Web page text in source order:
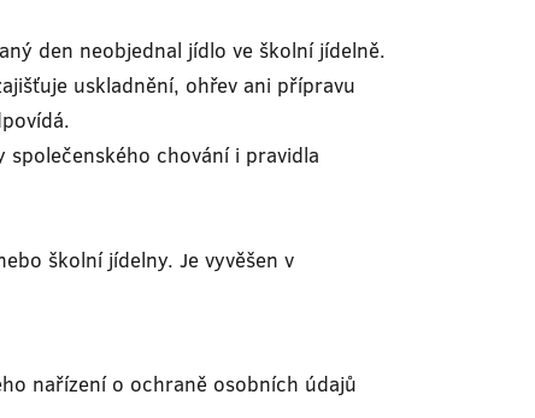
den neobjednal jídlo ve školní jídelně.
uskladnění, ohřev ani přípravu
chování i pravidla
školní jídelny. Je vyvěšen v
nařízení o ochraně osobních údajů